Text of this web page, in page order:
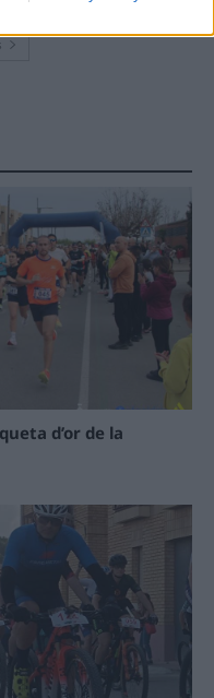
d’or de la